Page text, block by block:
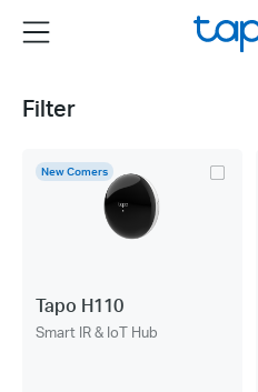
the
Menu
Filter
New Comers
Tapo H110
Smart IR & IoT Hub